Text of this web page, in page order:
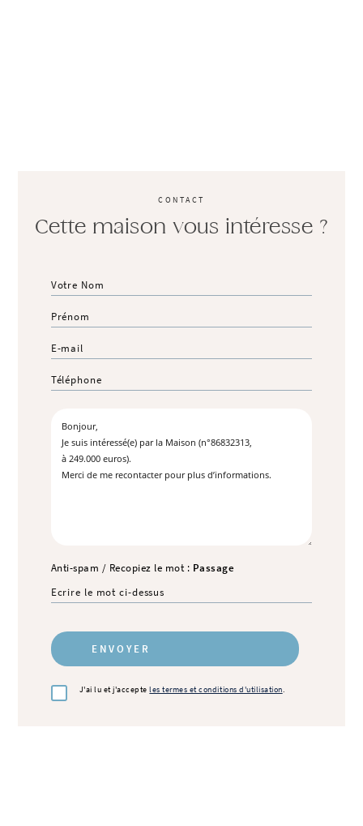
CONTACT
Cette maison vous intéresse ?
Anti-spam / Recopiez le mot : Passage
J'ai lu et j'accepteles termes et conditions d'utilisation.